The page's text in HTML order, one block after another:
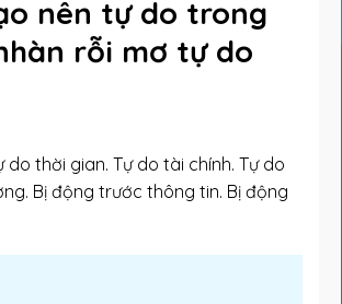
nên tự do trong
rỗi mơ tự do
thời gian. Tự do tài chính. Tự do
Bị động trước thông tin. Bị động